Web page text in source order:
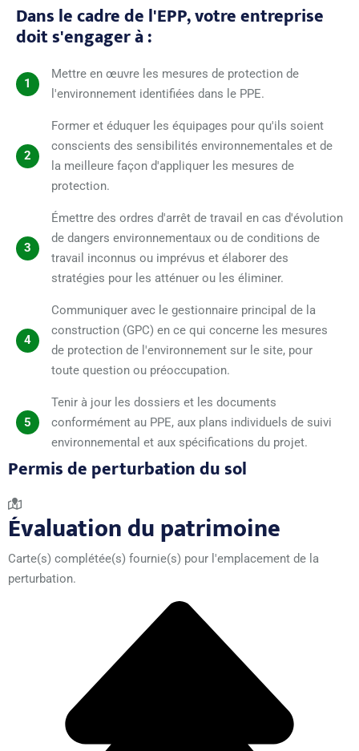
Dans le cadre de l'EPP, votre entreprise
doit s'engager à :
1
Mettre en œuvre les mesures de protection de
l'environnement identifiées dans le PPE.
2
Former et éduquer les équipages pour qu'ils soient
conscients des sensibilités environnementales et de
la meilleure façon d'appliquer les mesures de
protection.
3
Émettre des ordres d'arrêt de travail en cas d'évolution
de dangers environnementaux ou de conditions de
travail inconnus ou imprévus et élaborer des
stratégies pour les atténuer ou les éliminer.
4
Communiquer avec le gestionnaire principal de la
construction (GPC) en ce qui concerne les mesures
de protection de l'environnement sur le site, pour
toute question ou préoccupation.
5
Tenir à jour les dossiers et les documents
conformément au PPE, aux plans individuels de suivi
environnemental et aux spécifications du projet.
Permis de perturbation du sol
Évaluation du patrimoine
Carte(s) complétée(s) fournie(s) pour l'emplacement de la
perturbation.